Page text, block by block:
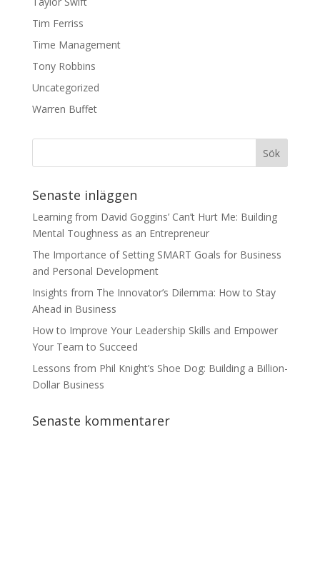
Tim Ferriss
Time Management
Tony Robbins
Uncategorized
Warren Buffet
Senaste inläggen
Learning from David Goggins’ Can’t Hurt Me: Building
Mental Toughness as an Entrepreneur
The Importance of Setting SMART Goals for Business
and Personal Development
Insights from The Innovator’s Dilemma: How to Stay
Ahead in Business
How to Improve Your Leadership Skills and Empower
Your Team to Succeed
Lessons from Phil Knight’s Shoe Dog: Building a Billion-
Dollar Business
Senaste kommentarer